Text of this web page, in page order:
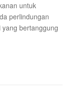
untuk
perlindungan
bertanggung